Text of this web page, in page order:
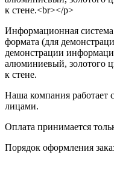
к стене.<br></p>
Информационная
формата (для
демонстрации
алюминиевый, золотого
к стене.
Наша компания работает
лицами.
Оплата принимается
Порядок оформления